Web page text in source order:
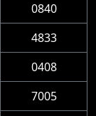
0840
4833
0408
7005